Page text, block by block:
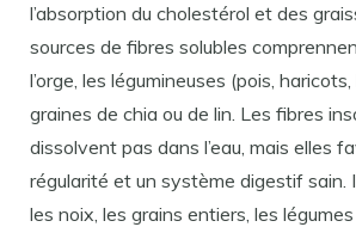
l’absorption du cholestérol et des
sources de fibres solubles
l’orge, les légumineuses (pois,
graines de chia ou de lin. Les fibres
dissolvent pas dans l’eau, mais elles
régularité et un système digestif sain.
les noix, les grains entiers, les